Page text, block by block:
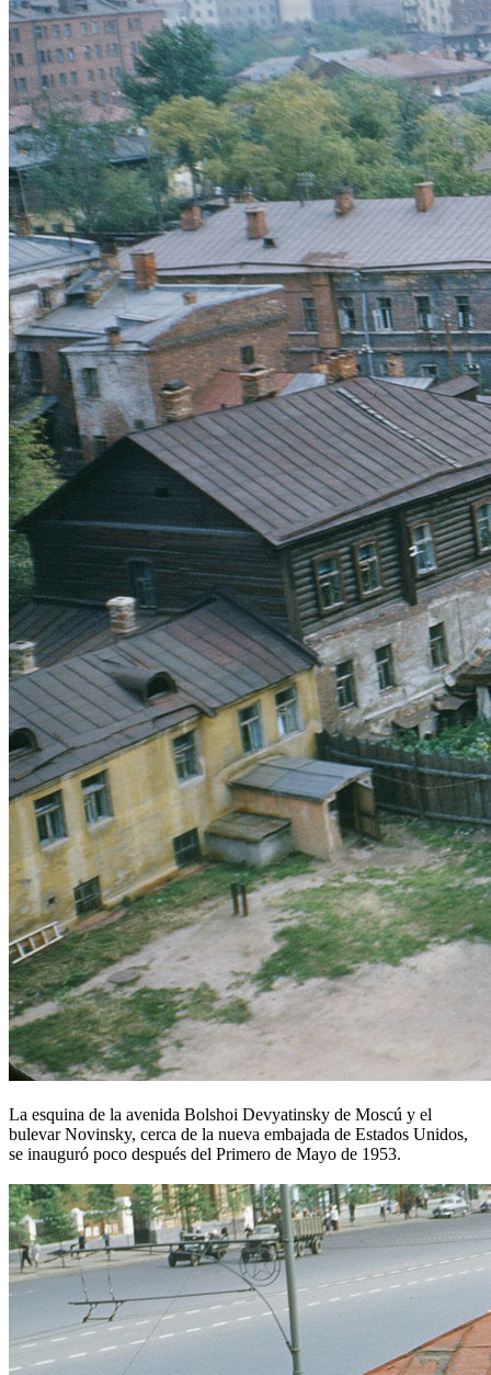
La esquina de la avenida Bolshoi Devyatinsky de Moscú y el
bulevar Novinsky, cerca de la nueva embajada de Estados Unidos,
se inauguró poco después del Primero de Mayo de 1953.